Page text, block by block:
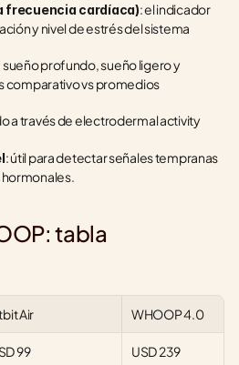
frecuencia cardíaca): el indicador
y nivel de estrés del sistema
sueño profundo, sueño ligero y
comparativo vs promedios
a través de electrodermal activity
: útil para detectar señales tempranas
tabla
Air WHOOP 4.0
99 USD 239